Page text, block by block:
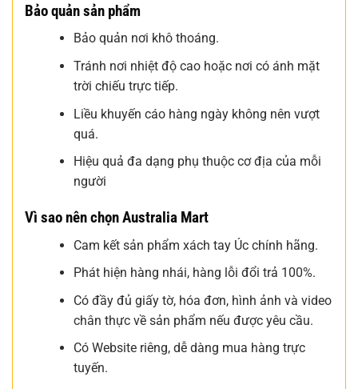
Bảo quản sản phẩm
Bảo quản nơi khô thoáng.
Tránh nơi nhiệt độ cao hoặc nơi có ánh mặt
trời chiếu trực tiếp.
Liều khuyến cáo hàng ngày không nên vượt
quá.
Hiệu quả đa dạng phụ thuộc cơ địa của mỗi
người
Vì sao nên chọn Australia Mart
Cam kết sản phẩm xách tay Úc chính hãng.
Phát hiện hàng nhái, hàng lỗi đổi trả 100%.
Có đầy đủ giấy tờ, hóa đơn, hình ảnh và video
chân thực về sản phẩm nếu được yêu cầu.
Có Website riêng, dễ dàng mua hàng trực
tuyến.